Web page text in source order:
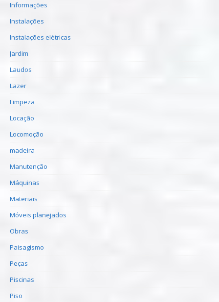
Informações
Instalações
Instalações elétricas
Jardim
Laudos
Lazer
Limpeza
Locação
Locomoção
madeira
Manutenção
Máquinas
Materiais
Móveis planejados
Obras
Paisagismo
Peças
Piscinas
Piso